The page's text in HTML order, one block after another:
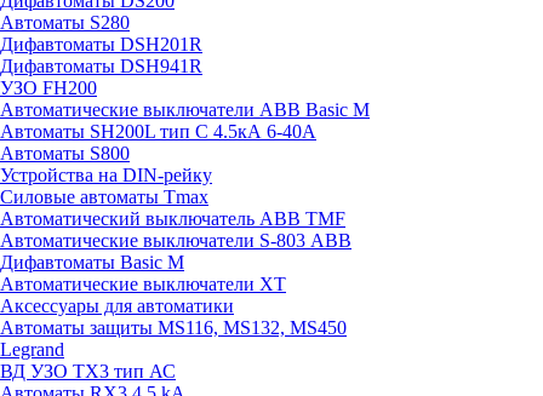
Автоматы S280
Дифавтоматы DSH201R
Дифавтоматы DSH941R
УЗО FH200
Автоматические выключатели ABB Basic M
Автоматы SH200L тип С 4.5кА 6-40А
Автоматы S800
Устройства на DIN-рейку
Силовые автоматы Tmax
Автоматический выключатель ABB TMF
Автоматические выключатели S-803 АВВ
Дифавтоматы Basic M
Автоматические выключатели XT
Аксессуары для автоматики
Автоматы защиты MS116, MS132, MS450
Legrand
ВД УЗО TX3 тип АС